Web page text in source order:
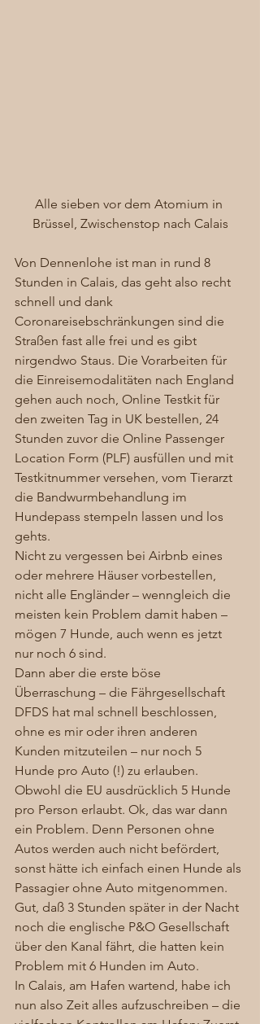
Alle sieben vor dem Atomium in
Brüssel, Zwischenstop nach Calais
Von Dennenlohe ist man in rund 8
Stunden in Calais, das geht also recht
schnell und dank
Coronareisebschränkungen sind die
Straßen fast alle frei und es gibt
nirgendwo Staus. Die Vorarbeiten für
die Einreisemodalitäten nach England
gehen auch noch, Online Testkit für
den zweiten Tag in UK bestellen, 24
Stunden zuvor die Online Passenger
Location Form (PLF) ausfüllen und mit
Testkitnummer versehen, vom Tierarzt
die Bandwurmbehandlung im
Hundepass stempeln lassen und los
gehts.
Nicht zu vergessen bei Airbnb eines
oder mehrere Häuser vorbestellen,
nicht alle Engländer – wenngleich die
meisten kein Problem damit haben –
mögen 7 Hunde, auch wenn es jetzt
nur noch 6 sind.
Dann aber die erste böse
Überraschung – die Fährgesellschaft
DFDS hat mal schnell beschlossen,
ohne es mir oder ihren anderen
Kunden mitzuteilen – nur noch 5
Hunde pro Auto (!) zu erlauben.
Obwohl die EU ausdrücklich 5 Hunde
pro Person erlaubt. Ok, das war dann
ein Problem. Denn Personen ohne
Autos werden auch nicht befördert,
sonst hätte ich einfach einen Hunde als
Passagier ohne Auto mitgenommen.
Gut, daß 3 Stunden später in der Nacht
noch die englische P&O Gesellschaft
über den Kanal fährt, die hatten kein
Problem mit 6 Hunden im Auto.
In Calais, am Hafen wartend, habe ich
nun also Zeit alles aufzuschreiben – die